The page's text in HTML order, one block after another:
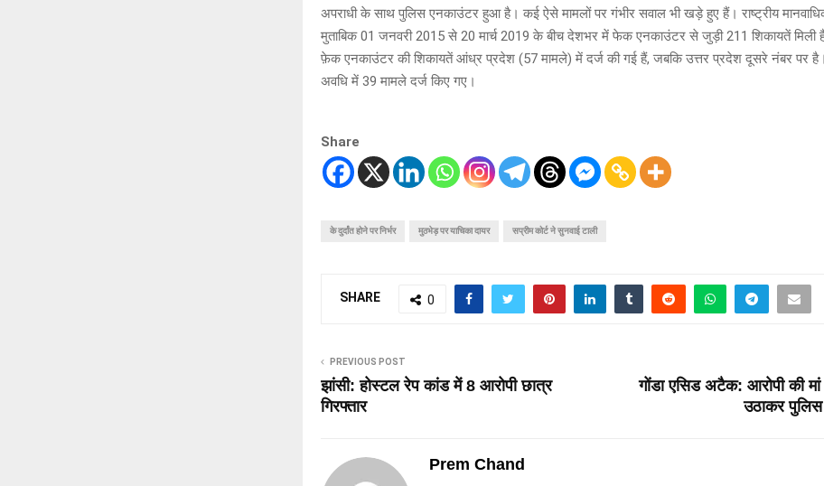
अपराधी के साथ पुलिस एनकाउंटर हुआ है। कई ऐसे मामलों पर गंभीर सवाल भी खड़े हुए हैं। राष्ट्रीय
मुताबिक 01 जनवरी 2015 से 20 मार्च 2019 के बीच देशभर में फेक एनकाउंटर से जुड़ी 211 शिकायतें मिली
फ़ेक एनकाउंटर की शिकायतें आंध्र प्रदेश (57 मामले) में दर्ज की गई हैं, जबकि उत्तर प्रदेश दूसरे नंबर पर
अवधि में 39 मामले दर्ज किए गए।
Share
के दुर्दांत होने पर निर्भर मुठभेड़ पर याचिका दायर सप्रीम कोर्ट ने सुनवाई टाली
SHARE 0
PREVIOUS POST
झांसी: होस्टल रेप कांड में 8 आरोपी छात्र
गिरफ्तार
गोंडा एसिड अटैक: आरोपी की
उठाकर पुलिस
Prem Chand